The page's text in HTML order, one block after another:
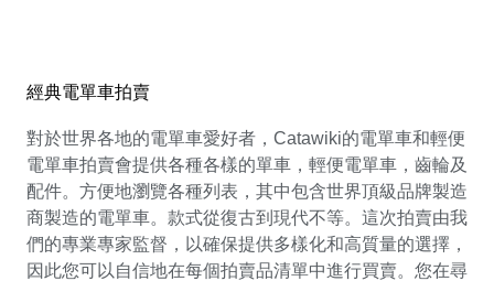
經典電單車拍賣
對於世界各地的電單車愛好者，Catawiki的電單車和輕便
電單車拍賣會提供各種各樣的單車，輕便電單車，齒輪及
配件。方便地瀏覽各種列表，其中包含世界頂級品牌製造
商製造的電單車。款式從復古到現代不等。這次拍賣由我
們的專業專家監督，以確保提供多樣化和高質量的選擇，
因此您可以自信地在每個拍賣品清單中進行買賣。您在尋